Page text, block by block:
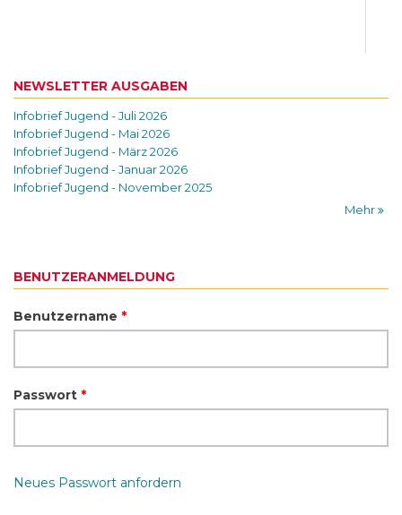
NEWSLETTER AUSGABEN
Infobrief Jugend - Juli 2026
Infobrief Jugend - Mai 2026
Infobrief Jugend - März 2026
Infobrief Jugend - Januar 2026
Infobrief Jugend - November 2025
Mehr
BENUTZERANMELDUNG
Benutzername *
Passwort *
Neues Passwort anfordern